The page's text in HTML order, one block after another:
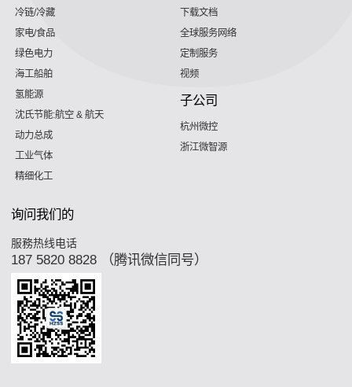
冷链/冷藏
家电/食品
绿色电力
海工船舶
氢能源
沈氏节能:航空 & 航天
动力总成
工业气体
精细化工
下载文档
全球服务网络
定制服务
视频
子公司
杭州微控
浙江微智源
询问我们的
服務热线电话
187 5820 8828 （腾讯微信同号）